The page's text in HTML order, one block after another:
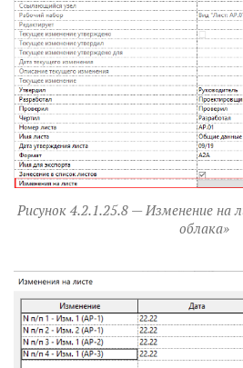
Рисунок 4.2.1.25.8 — Изменение на
облака»